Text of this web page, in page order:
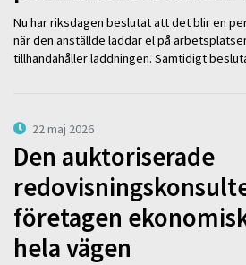
Nu har riksdagen beslutat att det blir en
när den anställde laddar el på
tillhandahåller laddningen. Samtidigt
22 maj 2026
Den auktoriserade
företagen
hela vägen